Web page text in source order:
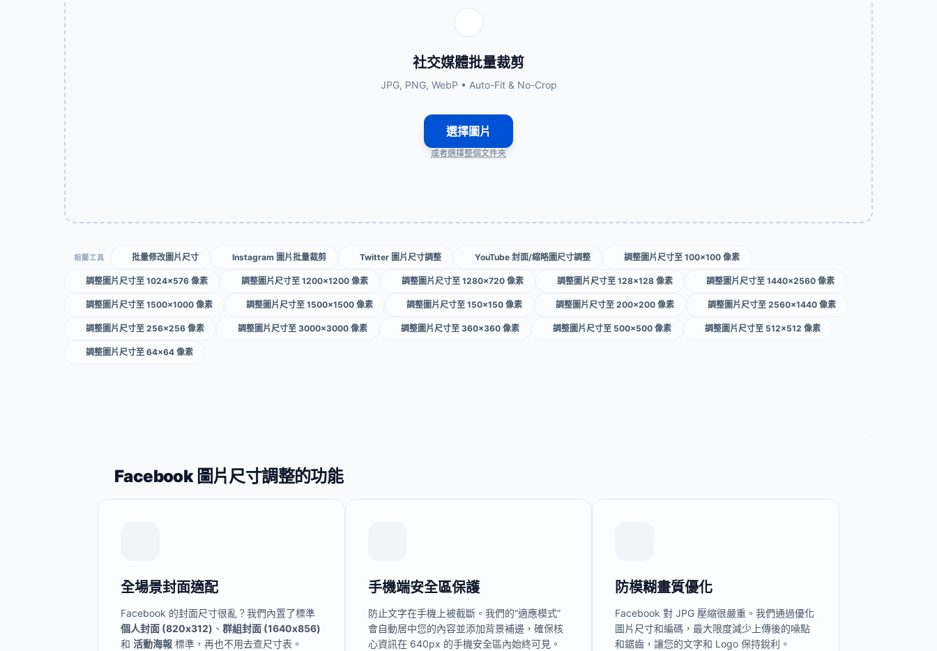
社交媒體批量裁剪
JPG, PNG, WebP • Auto-Fit & No-Crop
選擇圖片
或者選擇整個文件夾
相關工具 批量修改圖片尺寸 Instagram 圖片批量裁剪 Twitter 圖片尺寸調整 YouTube 封面/縮略圖尺寸調整 調整圖片尺寸至 100×100 像素
調整圖片尺寸至 1024×576 像素 調整圖片尺寸至 1200×1200 像素 調整圖片尺寸至 1280×720 像素 調整圖片尺寸至 128×128 像素 調整圖片尺寸至 1440×2560 像素
調整圖片尺寸至 1500×1000 像素 調整圖片尺寸至 1500×1500 像素 調整圖片尺寸至 150×150 像素 調整圖片尺寸至 200×200 像素 調整圖片尺寸至 2560×1440 像素
調整圖片尺寸至 256×256 像素 調整圖片尺寸至 3000×3000 像素 調整圖片尺寸至 360×360 像素 調整圖片尺寸至 500×500 像素 調整圖片尺寸至 512×512 像素
調整圖片尺寸至 64×64 像素
Facebook 圖片尺寸調整的功能
全場景封面適配
Facebook 的封面尺寸很亂？我們內置了標準
個人封面 (820x312) 、 群組封面 (1640x856)
和 活動海報 標準，再也不用去查尺寸表。
手機端安全區保護
防止文字在手機上被截斷。我們的“適應模式”
會自動居中您的內容並添加背景補邊，確保核
心資訊在 640px 的手機安全區內始終可見。
防模糊畫質優化
Facebook 對 JPG 壓縮很嚴重。我們通過優化
圖片尺寸和編碼，最大限度減少上傳後的噪點
和鋸齒，讓您的文字和 Logo 保持銳利。